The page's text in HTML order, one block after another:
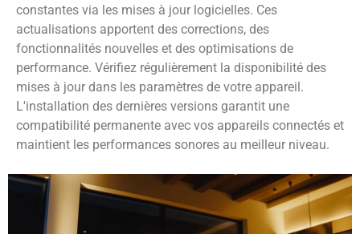
constantes via les mises à jour logicielles. Ces
actualisations apportent des corrections, des
fonctionnalités nouvelles et des optimisations de
performance. Vérifiez régulièrement la disponibilité des
mises à jour dans les paramètres de votre appareil.
L'installation des dernières versions garantit une
compatibilité permanente avec vos appareils connectés et
maintient les performances sonores au meilleur niveau.